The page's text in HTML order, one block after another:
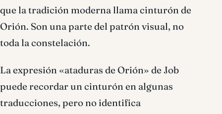
que la tradición moderna llama cinturón de
Orión. Son una parte del patrón visual, no
toda la constelación.
La expresión «ataduras de Orión» de Job
puede recordar un cinturón en algunas
traducciones, pero no identifica